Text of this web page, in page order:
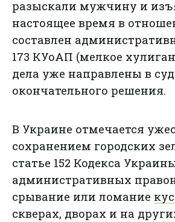
разыскали мужчину и
настоящее время в
составлен
173 КУоАП (мелкое
дела уже направлены в
окончательного решения.
В Украине отмечается
сохранением городских
статье 152 Кодекса
административных
срывание или ломание
скверах, дворах и на